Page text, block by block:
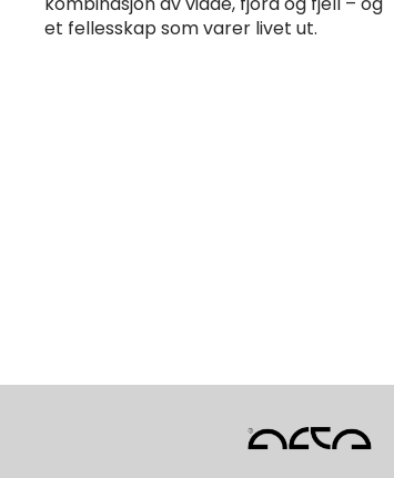
et fellesskap som varer livet ut.